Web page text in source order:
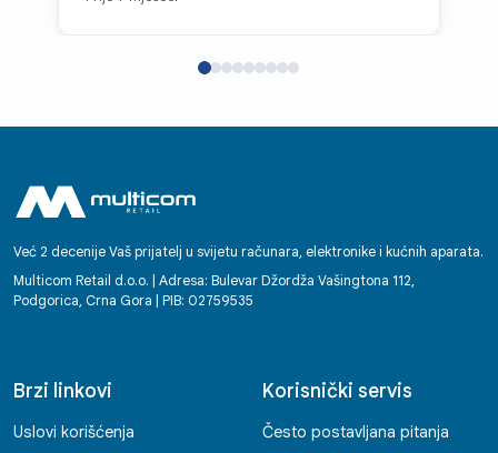
Već 2 decenije Vaš prijatelj u svijetu računara, elektronike i kućnih aparata.
Multicom Retail d.o.o. | Adresa: Bulevar Džordža Vašingtona 112,
Podgorica, Crna Gora | PIB: 02759535
Brzi linkovi
Uslovi korišćenja
Korisnički servis
Često postavljana pitanja